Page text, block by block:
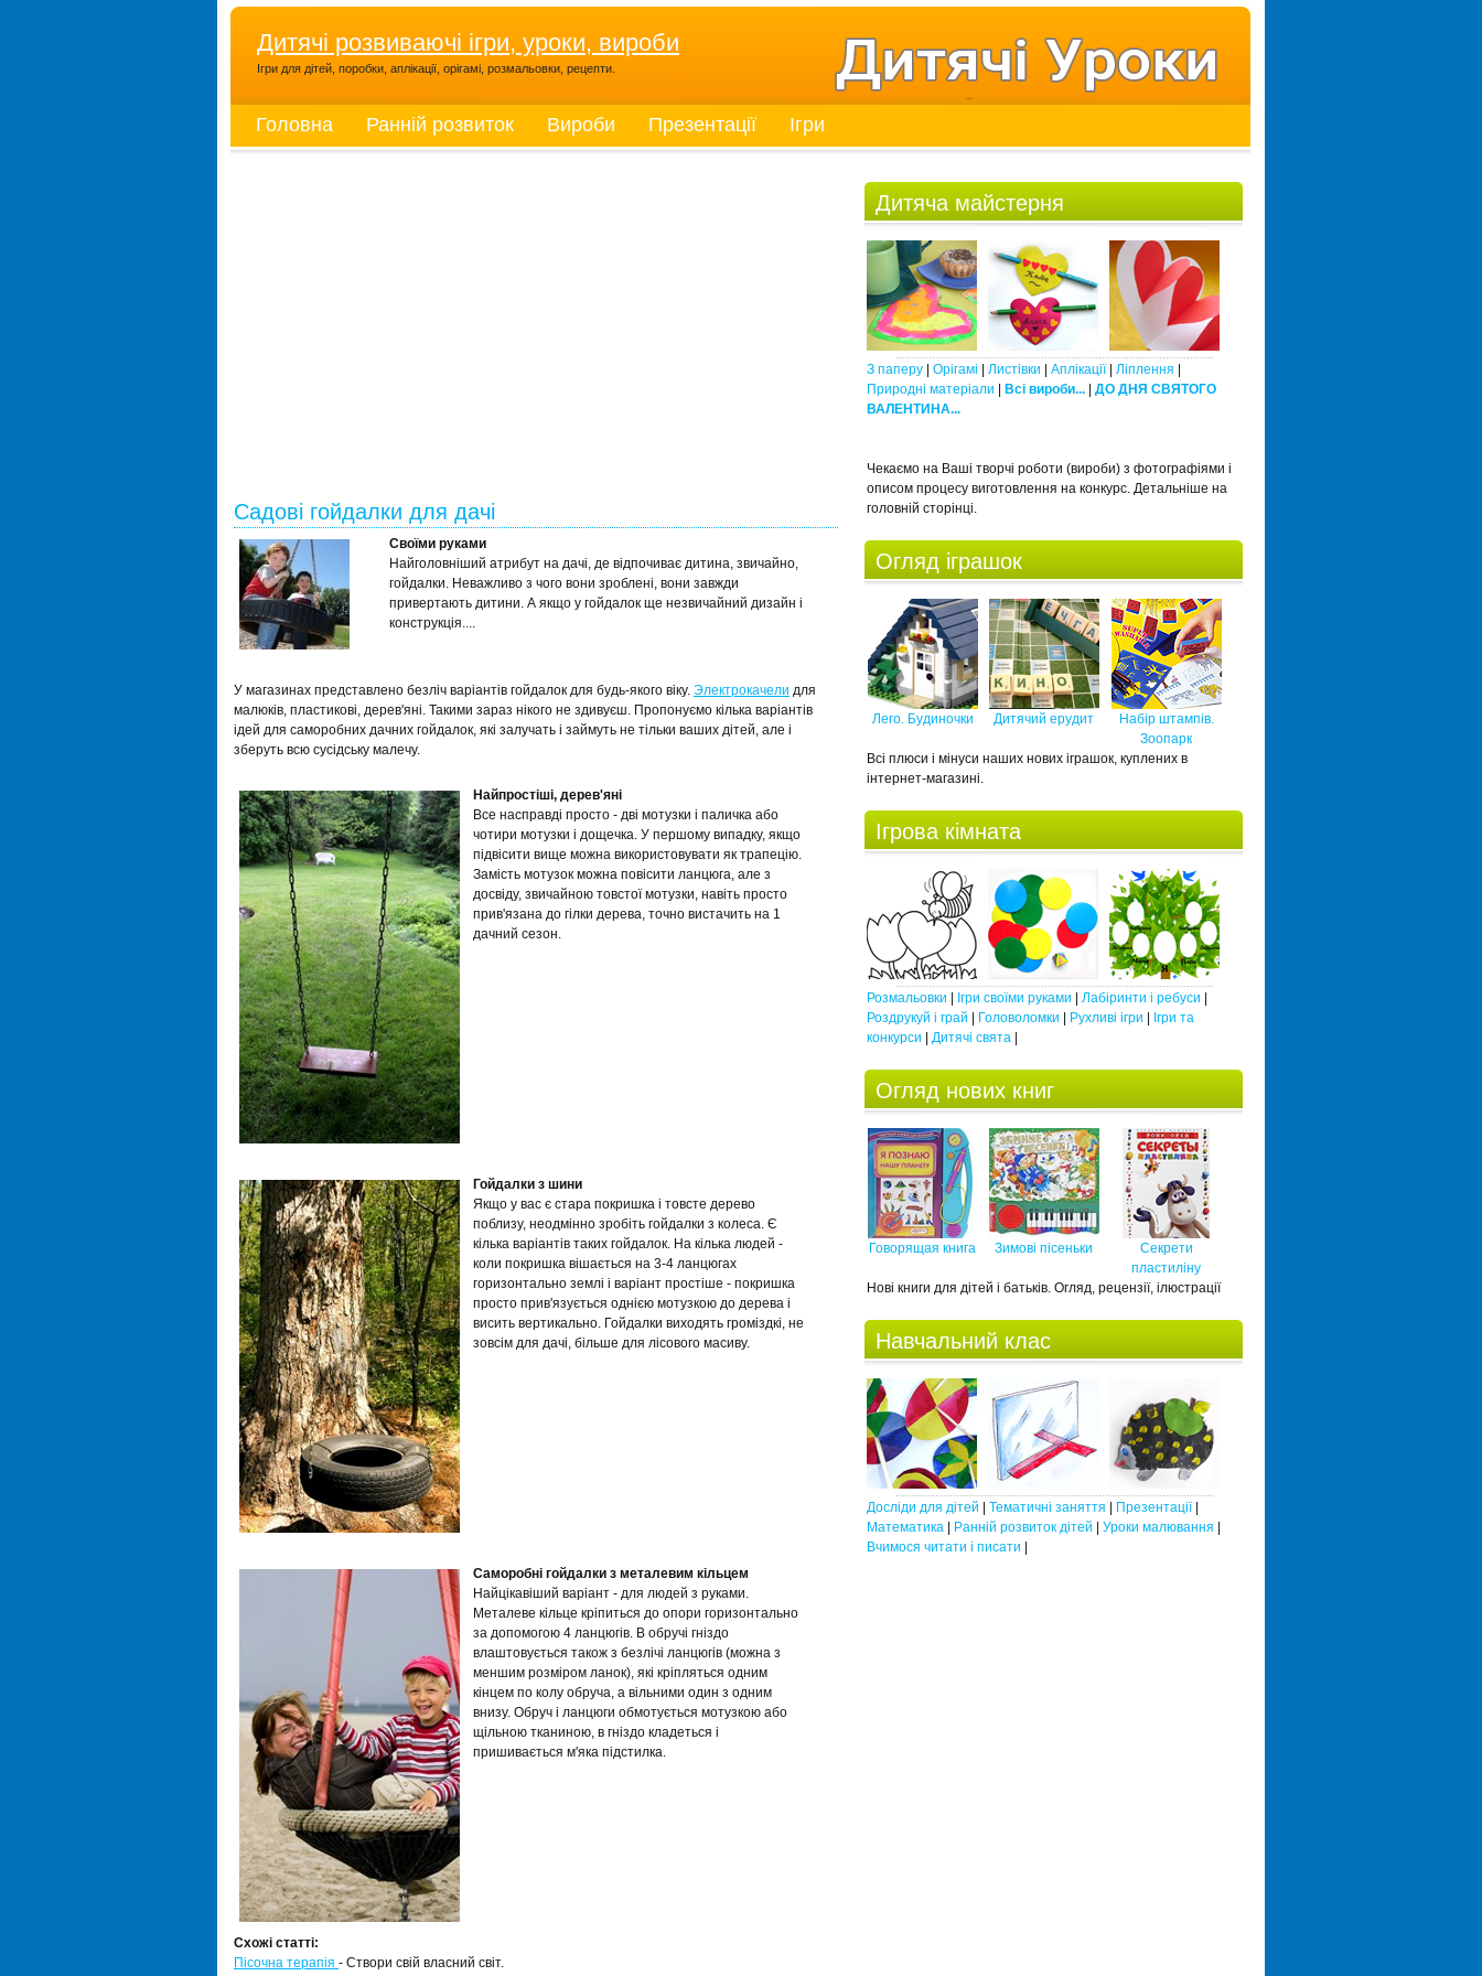
Дитячі розвиваючі ігри, уроки, вироби
Ігри для дітей, поробки, аплікації, орігамі, розмальовки, рецепти.
Головна Ранній розвиток Вироби Презентації Ігри
Садові гойдалки для дачі
Своїми руками
Найголовніший атрибут на дачі, де відпочиває дитина, звичайно,
гойдалки. Неважливо з чого вони зроблені, вони завжди
привертають дитини. А якщо у гойдалок ще незвичайний дизайн і
конструкція....
У магазинах представлено безліч варіантів гойдалок для будь-якого віку. Электрокачели для
малюків, пластикові, дерев'яні. Такими зараз нікого не здивуєш. Пропонуємо кілька варіантів
ідей для саморобних дачних гойдалок, які залучать і займуть не тільки ваших дітей, але і
зберуть всю сусідську малечу.
Найпростіші, дерев'яні
Все насправді просто - дві мотузки і паличка або
чотири мотузки і дощечка. У першому випадку, якщо
підвісити вище можна використовувати як трапецію.
Замість мотузок можна повісити ланцюга, але з
досвіду, звичайною товстої мотузки, навіть просто
прив'язана до гілки дерева, точно вистачить на 1
дачний сезон.
Гойдалки з шини
Якщо у вас є стара покришка і товсте дерево
поблизу, неодмінно зробіть гойдалки з колеса. Є
кілька варіантів таких гойдалок. На кілька людей -
коли покришка вішається на 3-4 ланцюгах
горизонтально землі і варіант простіше - покришка
просто прив'язується однією мотузкою до дерева і
висить вертикально. Гойдалки виходять громіздкі, не
зовсім для дачі, більше для лісового масиву.
Саморобні гойдалки з металевим кільцем
Найцікавіший варіант - для людей з руками.
Металеве кільце кріпиться до опори горизонтально
за допомогою 4 ланцюгів. В обручі гніздо
влаштовується також з безлічі ланцюгів (можна з
меншим розміром ланок), які кріпляться одним
кінцем по колу обруча, а вільними один з одним
внизу. Обруч і ланцюги обмотується мотузкою або
щільною тканиною, в гніздо кладеться і
пришивається м'яка підстилка.
Схожі статті:
Пісочна терапія - Створи свій власний світ.
Дитяча майстерня
З паперу Орігамі Листівки Аплікації| Ліплення
Природні матеріали
Всі вироби...
ДО ДНЯ СВЯТОГО
ВАЛЕНТИНА...
Чекаємо на Ваші творчі роботи (вироби) з фотографіями і
описом процесу виготовлення на конкурс. Детальніше на
головній сторінці.
Огляд іграшок
Лего. Будиночки Дитячий ерудит
Набір штампів.
Зоопарк
Всі плюси і мінуси наших нових іграшок, куплених в
інтернет-магазині.
Ігрова кімната
Розмальовки Ігри своїми руками Лабіринти і ребуси
Роздрукуй і грай
Головоломки Рухливі ігри
Ігри та
конкурси
Дитячі свята
Огляд нових книг
Говорящая книга Зимові пісеньки
Секрети
пластиліну
Нові книги для дітей і батьків. Огляд, рецензії, ілюстрації
Навчальний клас
Досліди для дітей Тематичні заняття Презентації|
Математика
Ранній розвиток дітей Уроки малювання
Вчимося читати і писати